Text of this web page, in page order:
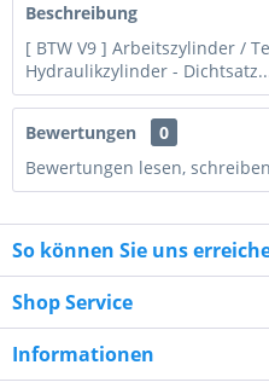
2 * 1 = ?
Beschreibung
[ BTW V9 ] Arbeitszylinder /
Hydraulikzylinder -
Bewertungen
0
Bewertungen lesen,
So können Sie uns
Shop Service
Informationen